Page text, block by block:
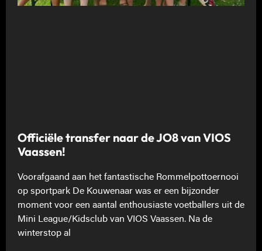
Officiële transfer naar de JO8 van VIOS
Vaassen!
Voorafgaand aan het fantastische Rommelpottoernooi
op sportpark De Kouwenaar was er een bijzonder
moment voor een aantal enthousiaste voetballers uit de
Mini League/Kidsclub van VIOS Vaassen. Na de
winterstop al